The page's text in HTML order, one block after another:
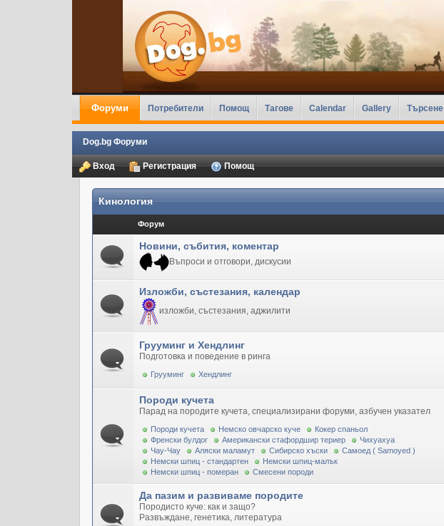
Форуми Потребители Помощ Тагове Calendar Gallery Търсене
Dog.bg Форуми
Вход Регистрация Помощ
Кинология
Форум
Новини, събития, коментар
Въпроси и отговори, дискусии
Изложби, състезания, календар
изложби, състезания, аджилити
Грууминг и Хендлинг
Подготовка и поведение в ринга
Грууминг Хендлинг
Породи кучета
Парад на породите кучета, специализирани форуми, азбучен указател
Породи кучета Немско овчарско куче
Кокер спаньол
Френски булдог
Американски стафордшир териер
Чихуахуа
Чау-Чау
Аляски маламут Сибирско хъски
Самоед ( Samoyed )
Немски шпиц - стандартен
Немски шпиц-малък
Немски шпиц - померан
Смесени породи
Да пазим и развиваме породите
Породисто куче: как и защо?
Развъждане, генетика, литература